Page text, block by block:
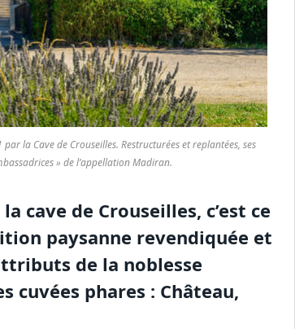
la Cave de Crouseilles. Restructurées et replantées, ses
» de l’appellation Madiran.
cave de Crouseilles, c’est ce
paysanne revendiquée et
de la noblesse
cuvées phares : Château,